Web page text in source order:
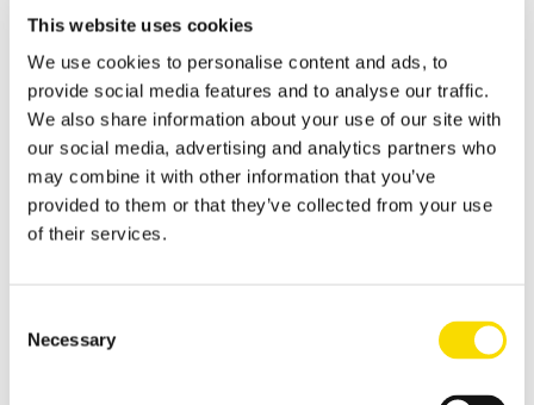
This website uses cookies
We use cookies to personalise content and ads, to
provide social media features and to analyse our traffic.
We also share information about your use of our site with
our social media, advertising and analytics partners who
may combine it with other information that you’ve
provided to them or that they’ve collected from your use
of their services.
Selection
Necessary
Sucata de aço
Valorização inteligente de sucata de aço, com limpeza
magnética direcionada
Sucata de shredder
Separar sucata de shredder com segurança e eficiência
Resíduos de shredder
As soluções para reciclagem de resíduos de shredder